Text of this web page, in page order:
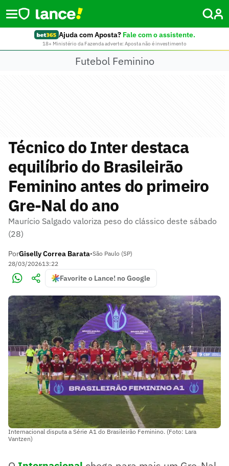
Ajuda com Aposta? Fale com o assistente.
18+ Ministério da Fazenda adverte: Aposta não é investimento
Futebol Feminino
Técnico do Inter destaca
equilíbrio do Brasileirão
Feminino antes do primeiro
Gre-Nal do ano
Maurício Salgado valoriza peso do clássico deste sábado
(28)
PorGiselly Correa Barata•São Paulo (SP)
28/03/202613:22
Favorite o Lance! no Google
Internacional disputa a Série A1 do Brasileirão Feminino. (Foto: Lara
Vantzen)